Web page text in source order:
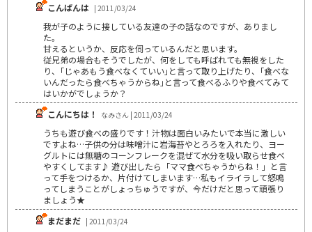
こんばんは | 2011/03/24
我が子のように接している友達の子の話なのですが、ありまし
た。
甘えるというか、反応を伺っているんだと思います。
従兄弟の場合もそうでしたが、何をしても呼ばれても無視をした
り、｢じゃあもう食べなくていい｣と言って取り上げたり、｢食べな
いんだったら食べちゃうからね｣と言って食べるふりや食べてみて
はいかがでしょうか？
こんにちは！
なみさん | 2011/03/24
うちも遊び食べの盛りです！汁物は面白いみたいで本当に激しい
ですよね…子供の分は味噌汁に岩海苔やとろろを入れたり、ヨー
グルトには無糖のコーンフレークを混ぜて水分を吸い取らせ食べ
やすくしてます♪ 遊び出したら「ママ食べちゃうからね！」と言
って手をつけるか、片付けてしまいます…私もイライラして怒鳴
ってしまうことがしょっちゅうですが、今だけだと思って頑張り
ましょう★
まだまだ | 2011/03/24